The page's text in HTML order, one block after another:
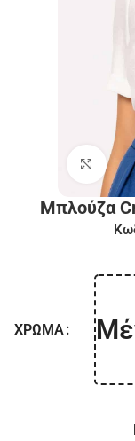
Μπλούζα
ΧΡΏΜΑ